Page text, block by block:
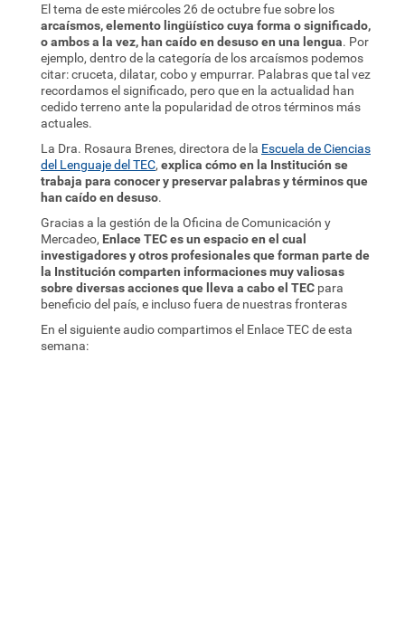
El tema de este miércoles 26 de octubre fue sobre los
arcaísmos,elemento lingüístico cuya forma o significado,
o ambos a la vez, han caído en desuso en una lengua. Por
ejemplo, dentro de la categoría de los arcaísmos podemos
citar: cruceta, dilatar, cobo y empurrar. Palabras que tal vez
recordamos el significado, pero que en la actualidad han
cedido terreno ante la popularidad de otros términos más
actuales.
La Dra. Rosaura Brenes, directora de la Escuela de Ciencias
del Lenguaje del TEC, explica cómo en la Institución se
trabaja para conocer y preservar palabras y términos que
han caído en desuso.
Gracias a la gestión de la Oficina de Comunicación y
Mercadeo, Enlace TEC es un espacio en el cual
investigadores y otros profesionales que forman parte de
la Institución comparten informaciones muy valiosas
sobre diversas acciones que lleva a cabo el TEC para
beneficio del país, e incluso fuera de nuestras fronteras
En el siguiente audio compartimos el Enlace TEC de esta
semana: